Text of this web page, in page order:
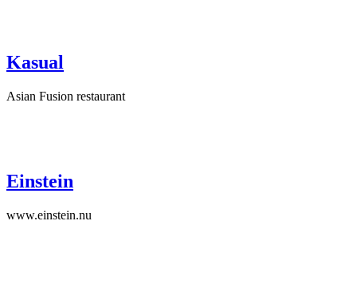
Kasual
Asian Fusion restaurant
Einstein
www.einstein.nu